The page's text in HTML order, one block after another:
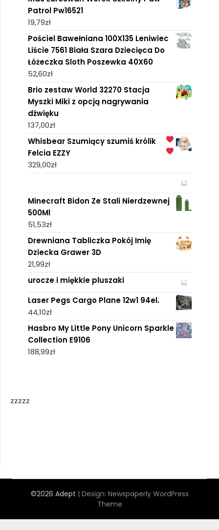
Patrol Pw16521
19,79zł
Pościel Bawełniana 100X135 Leniwiec
Liście 7561 Biała Szara Dziecięca Do
Łóżeczka Sloth Poszewka 40X60
52,60zł
Brio zestaw World 32270 Stacja
Myszki Miki z opcją nagrywania
dźwięku
137,00zł
Whisbear Szumiący szumiś królik
Felcia EZZY
329,00zł
Minecraft Bidon Ze Stali Nierdzewnej
500Ml
51,53zł
Drewniana Tabliczka Pokój Imię
Dziecka Grawer 3D
21,99zł
urocze i miękkie pluszaki
Laser Pegs Cargo Plane 12w1 94el.
44,10zł
Hasbro My Little Pony Unicorn Sparkle
Collection E9106
188,99zł
zzzzz
©2026 Adept | Design: Newspaperly WordPress
Theme